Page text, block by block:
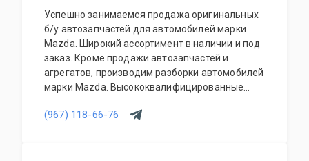
Успешно занимаемся продажа оригинальных
б/у автозапчастей для автомобилей марки
Mazda. Широкий ассортимент в наличии и под
заказ. Кроме продажи автозапчастей и
агрегатов, производим разборки автомобилей
марки Mazda. Высококвалифицированные
его виды. В нашем автосервисе проводится
(967) 118-66-76